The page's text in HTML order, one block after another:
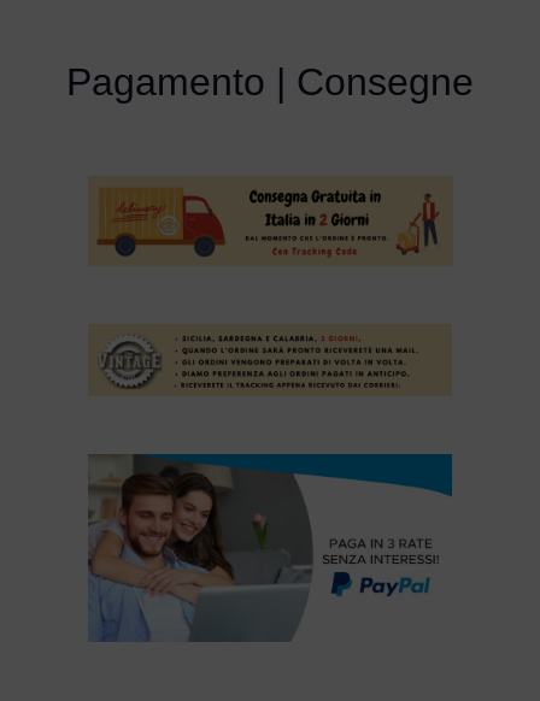
Pagamento | Consegne